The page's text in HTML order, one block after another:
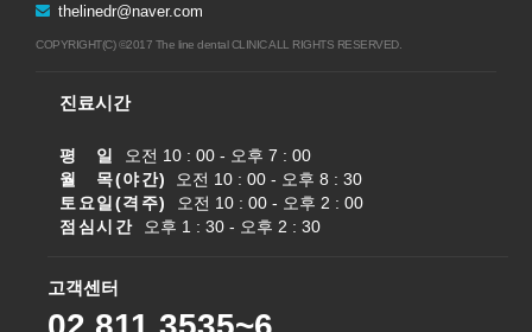
thelinedr@naver.com
COPYRIGHT(C) ©2017 The line dental CLINIC ALL RIGHTS RESERVED.
진료시간
평 일
오전 10 : 00 - 오후 7 : 00
월 목(야간)
오전 10 : 00 - 오후 8 : 30
토요일(격주)
오전 10 : 00 - 오후 2 : 00
점심시간
오후 1 : 30 - 오후 2 : 30
고객센터